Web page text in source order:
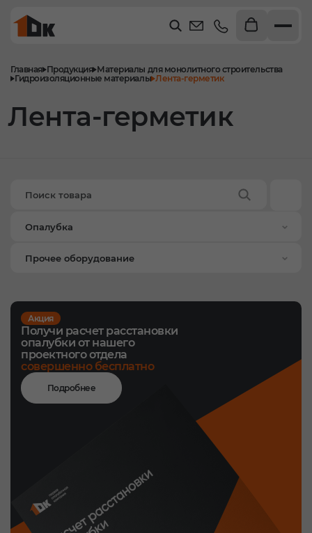
Лента-герметик
Главная Продукция Материалы для монолитного строительства
Гидроизоляционные материалы Лента-герметик
Опалубка
Прочее оборудование
Акция
Получи расчет расстановки
опалубки от нашего
проектного отдела
совершенно бесплатно
Подробнее